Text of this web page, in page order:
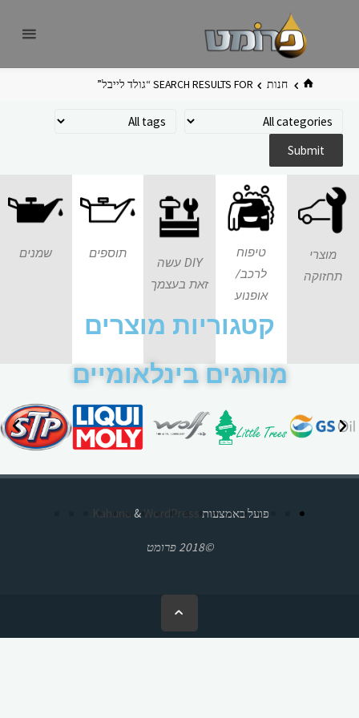
חנות SEARCH RESULTS FOR “גולד לייבל”
שמנים תוספים
DIY עשה
זאת בעצמך
טיפוח
לרכב/
אופנוע
מוצרי
תחזוקה
קטגוריות מוצרים
מותגים בינלאומיים
פועל באמצעות & WordPress.
©2018 פרומט